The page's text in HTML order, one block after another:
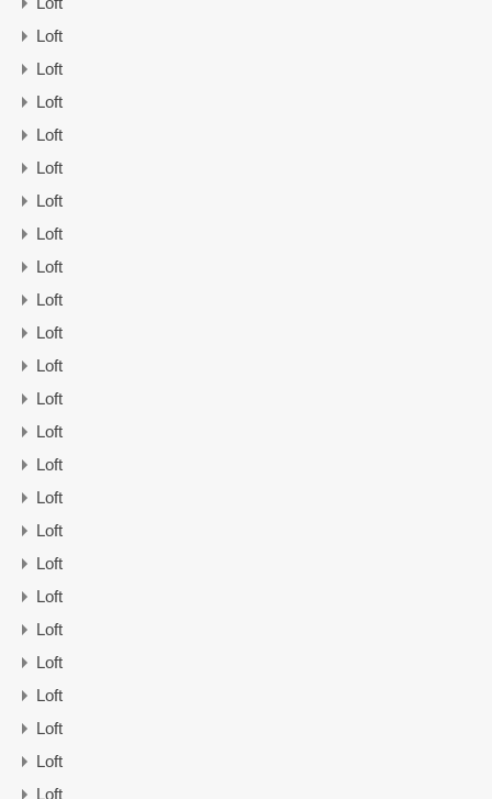
Loft
Loft
Loft
Loft
Loft
Loft
Loft
Loft
Loft
Loft
Loft
Loft
Loft
Loft
Loft
Loft
Loft
Loft
Loft
Loft
Loft
Loft
Loft
Loft